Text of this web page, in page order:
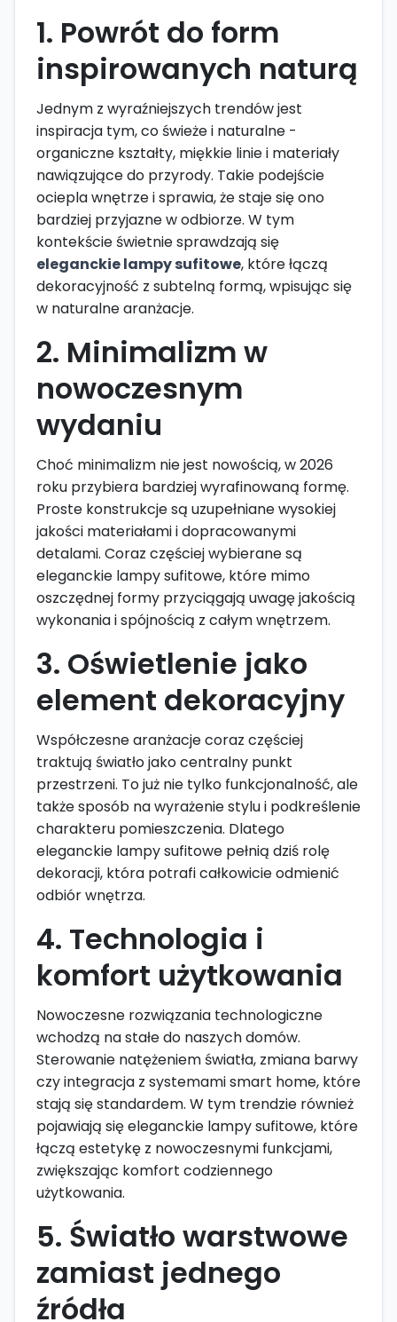
1. Powrót do form
inspirowanych naturą
Jednym z wyraźniejszych trendów jest
inspiracja tym, co świeże i naturalne -
organiczne kształty, miękkie linie i materiały
nawiązujące do przyrody. Takie podejście
ociepla wnętrze i sprawia, że staje się ono
bardziej przyjazne w odbiorze. W tym
kontekście świetnie sprawdzają się
eleganckie lampy sufitowe, które łączą
dekoracyjność z subtelną formą, wpisując się
w naturalne aranżacje.
2. Minimalizm w
nowoczesnym
wydaniu
Choć minimalizm nie jest nowością, w 2026
roku przybiera bardziej wyrafinowaną formę.
Proste konstrukcje są uzupełniane wysokiej
jakości materiałami i dopracowanymi
detalami. Coraz częściej wybierane są
eleganckie lampy sufitowe, które mimo
oszczędnej formy przyciągają uwagę jakością
wykonania i spójnością z całym wnętrzem.
3. Oświetlenie jako
element dekoracyjny
Współczesne aranżacje coraz częściej
traktują światło jako centralny punkt
przestrzeni. To już nie tylko funkcjonalność, ale
także sposób na wyrażenie stylu i podkreślenie
charakteru pomieszczenia. Dlatego
eleganckie lampy sufitowe pełnią dziś rolę
dekoracji, która potrafi całkowicie odmienić
odbiór wnętrza.
4. Technologia i
komfort użytkowania
Nowoczesne rozwiązania technologiczne
wchodzą na stałe do naszych domów.
Sterowanie natężeniem światła, zmiana barwy
czy integracja z systemami smart home, które
stają się standardem. W tym trendzie również
pojawiają się eleganckie lampy sufitowe, które
łączą estetykę z nowoczesnymi funkcjami,
zwiększając komfort codziennego
użytkowania.
5. Światło warstwowe
zamiast jednego
źródła